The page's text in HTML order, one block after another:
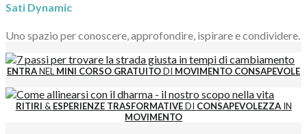
Sati Dynamic
Uno spazio per conoscere, approfondire, ispirare e condividere.
ENTRANEL MINI CORSO GRATUITODI MOVIMENTO CONSAPEVOLE
RITIRI & ESPERIENZE TRASFORMATIVEDI CONSAPEVOLEZZAIN
MOVIMENTO